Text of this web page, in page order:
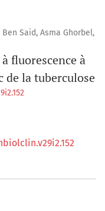
Said, Asma Ghorbel,
fluorescence à
de la tuberculose